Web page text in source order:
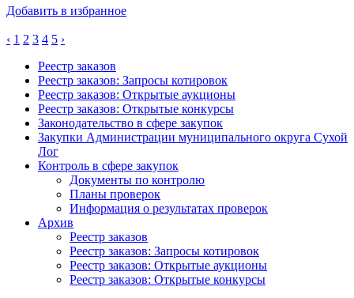
Добавить в избранное
‹ 1 2 3 4 5 ›
Реестр заказов
Реестр заказов: Запросы котировок
Реестр заказов: Открытые аукционы
Реестр заказов: Открытые конкурсы
Законодательство в сфере закупок
Закупки Администрации муниципального округа Сухой
Лог
Контроль в сфере закупок
Документы по контролю
Планы проверок
Информация о результатах проверок
Архив
Реестр заказов
Реестр заказов: Запросы котировок
Реестр заказов: Открытые аукционы
Реестр заказов: Открытые конкурсы